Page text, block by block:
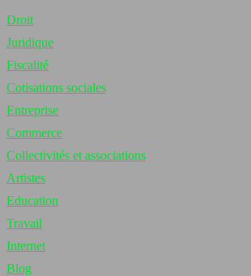
Droit
Juridique
Fiscalité
Cotisations sociales
Entreprise
Commerce
Collectivités et associations
Artistes
Education
Travail
Internet
Blog